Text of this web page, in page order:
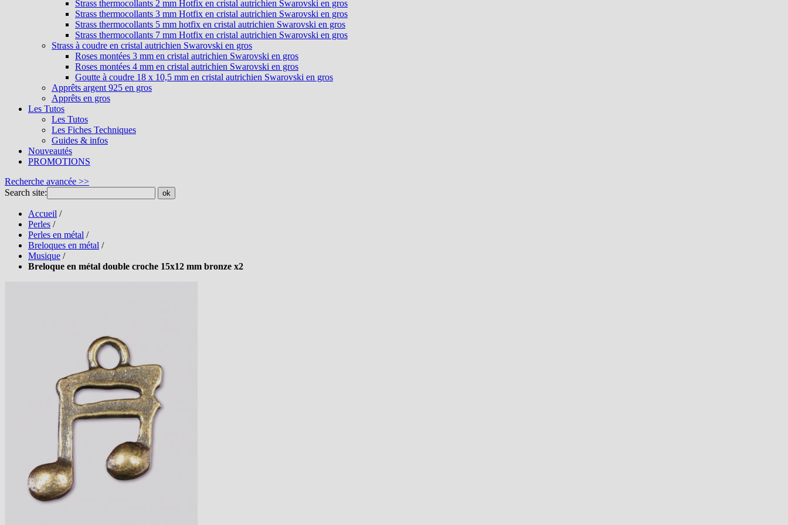
Strass thermocollants 2 mm Hotfix en cristal autrichien Swarovski en gros
Strass thermocollants 3 mm Hotfix en cristal autrichien Swarovski en gros
Strass thermocollants 5 mm hotfix en cristal autrichien Swarovski en gros
Strass thermocollants 7 mm Hotfix en cristal autrichien Swarovski en gros
Strass à coudre en cristal autrichien Swarovski en gros
Roses montées 3 mm en cristal autrichien Swarovski en gros
Roses montées 4 mm en cristal autrichien Swarovski en gros
Goutte à coudre 18 x 10,5 mm en cristal autrichien Swarovski en gros
Apprêts argent 925 en gros
Apprêts en gros
Les Tutos
Les Tutos
Les Fiches Techniques
Guides & infos
Nouveautés
PROMOTIONS
Recherche avancée >>
Search site:
ok
Accueil /
Perles /
Perles en métal /
Breloques en métal /
Musique /
Breloque en métal double croche 15x12 mm bronze x2